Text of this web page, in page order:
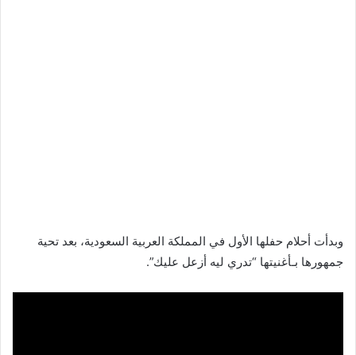
وبدأت أحلام حفلها الأول في المملكة العربية السعودية، بعد تحية
جمهورها بـأغنيتها “تدري ليه أزعل عليك”.